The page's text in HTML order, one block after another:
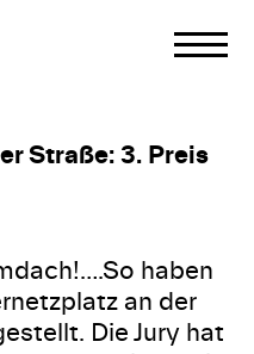
Straße: 3. Preis
haben
an der
Die Jury hat